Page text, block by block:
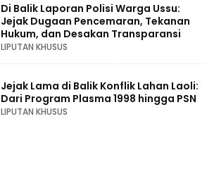
Di Balik Laporan Polisi Warga Ussu:
Jejak Dugaan Pencemaran, Tekanan
Hukum, dan Desakan Transparansi
LIPUTAN KHUSUS
Jejak Lama di Balik Konflik Lahan Laoli:
Dari Program Plasma 1998 hingga PSN
LIPUTAN KHUSUS